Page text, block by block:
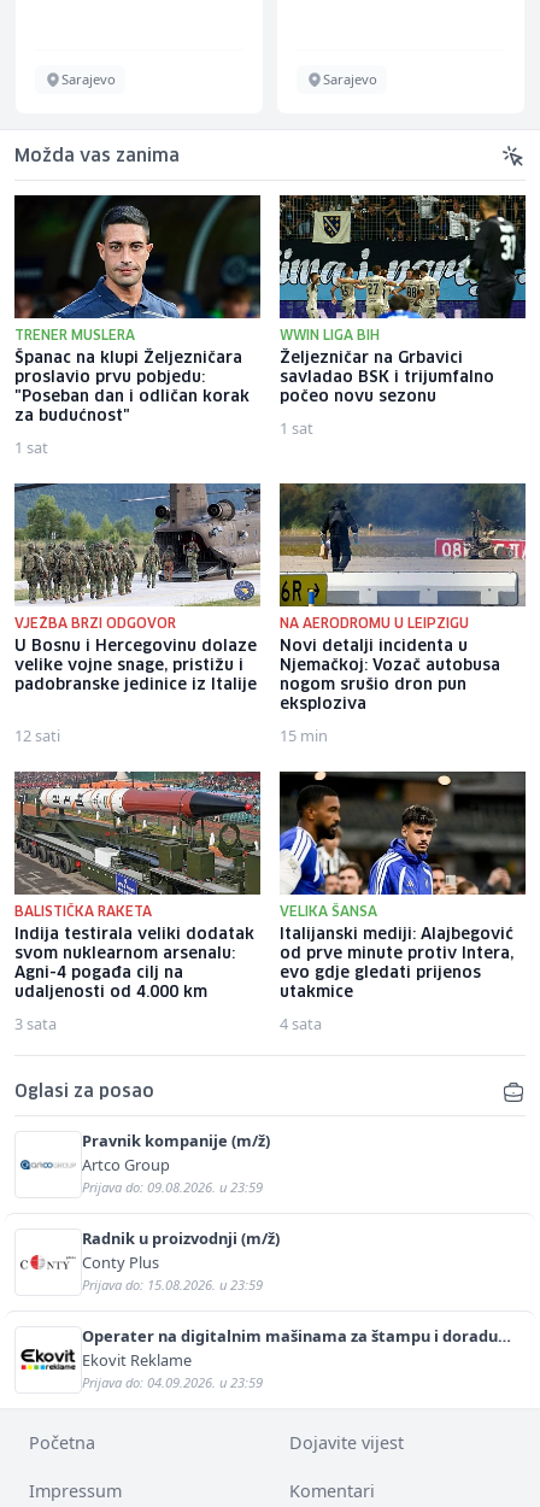
Sarajevo Sarajevo
Možda vas zanima
TRENER MUSLERA
Španac na klupi Željezničara
proslavio prvu pobjedu:
"Poseban dan i odličan korak
za budućnost"
1 sat
WWIN LIGA BIH
Željezničar na Grbavici
savladao BSK i trijumfalno
počeo novu sezonu
1 sat
VJEŽBA BRZI ODGOVOR
U Bosnu i Hercegovinu dolaze
velike vojne snage, pristižu i
padobranske jedinice iz Italije
12 sati
NA AERODROMU U LEIPZIGU
Novi detalji incidenta u
Njemačkoj: Vozač autobusa
nogom srušio dron pun
eksploziva
15 min
BALISTIČKA RAKETA
Indija testirala veliki dodatak
svom nuklearnom arsenalu:
Agni-4 pogađa cilj na
udaljenosti od 4.000 km
3 sata
VELIKA ŠANSA
Italijanski mediji: Alajbegović
od prve minute protiv Intera,
evo gdje gledati prijenos
utakmice
4 sata
Oglasi za posao
Pravnik kompanije (m/ž)
Artco Group
Prijava do: 09.08.2026. u 23:59
Radnik u proizvodnji (m/ž)
Conty Plus
Prijava do: 15.08.2026. u 23:59
Operater na digitalnim mašinama za štampu i doradu
(m/ž)
Ekovit Reklame
Prijava do: 04.09.2026. u 23:59
Početna Dojavite vijest
Impressum Komentari